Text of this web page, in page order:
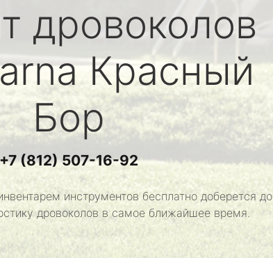
дровоколов
Красный
Бор
+7 (812) 507-16-92
инструментов бесплатно доберется до
дровоколов в самое ближайшее время.